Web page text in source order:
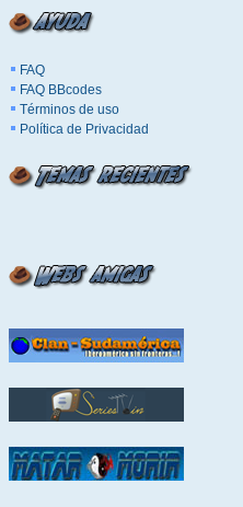
FAQ
FAQ BBcodes
Términos de uso
Política de Privacidad